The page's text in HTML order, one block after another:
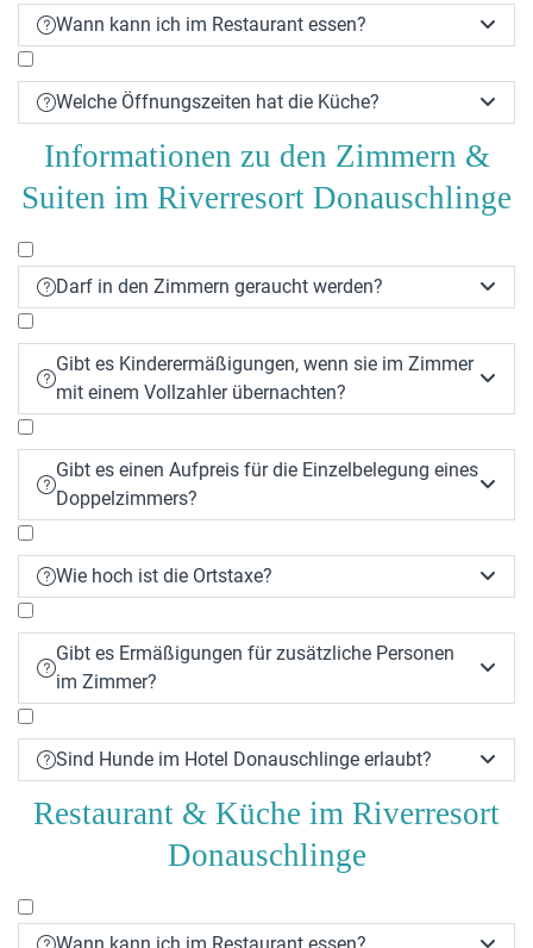
Reiseversicherung
Es gelten die AGBH 2006
Wann kann ich im Restaurant essen? 
Welche Öffnungszeiten hat die Küche? 
Informationen zu den Zimmern &
Suiten im Riverresort Donauschlinge
Darf in den Zimmern geraucht werden? 

Gibt es Kinderermäßigungen, wenn sie im Zimmer
mit einem Vollzahler übernachten?


Gibt es einen Aufpreis für die Einzelbelegung eines
Doppelzimmers?

Wie hoch ist die Ortstaxe? 

Gibt es Ermäßigungen für zusätzliche Personen
im Zimmer?

Sind Hunde im Hotel Donauschlinge erlaubt? 
Restaurant & Küche im Riverresort
Donauschlinge
Wann kann ich im Restaurant essen? 